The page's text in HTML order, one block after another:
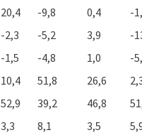
20,4 -9,8 0,4 -
-2,3 -5,2 3,9 -
-1,5 -4,8 1,0 -
10,4 51,8 26,6
52,9 39,2 46,8
3,3 8,1 3,5